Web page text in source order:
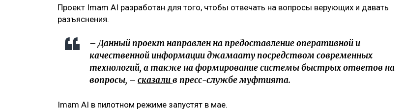
Проект Imam AI разработан для того, чтобы отвечать на вопросы верующих и давать
разъяснения.
– Данный проект направлен на предоставление оперативной и
качественной информации джамаату посредством современных
технологий, а также на формирование системы быстрых ответов на
вопросы, – сказалив пресс-службе муфтията.
Imam AI в пилотном режиме запустят в мае.